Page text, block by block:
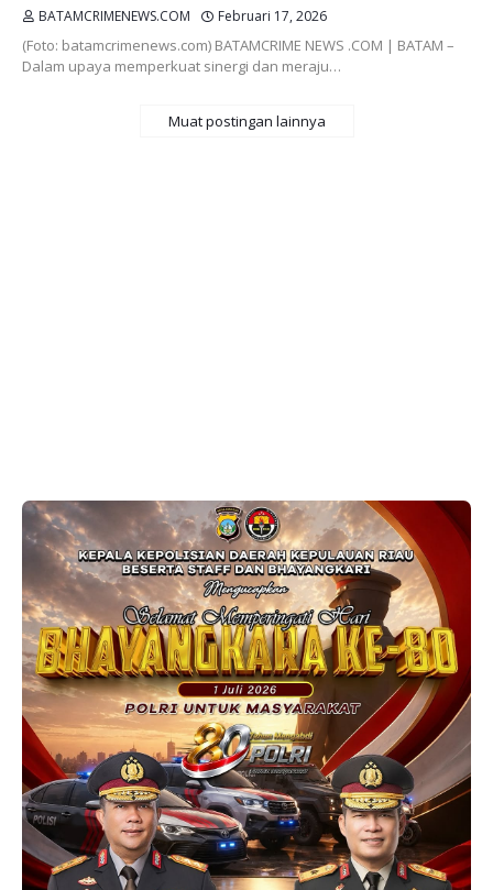
BATAMCRIMENEWS.COM Februari 17, 2026
(Foto: batamcrimenews.com) BATAMCRIME NEWS .COM | BATAM –
Dalam upaya memperkuat sinergi dan meraju…
Muat postingan lainnya